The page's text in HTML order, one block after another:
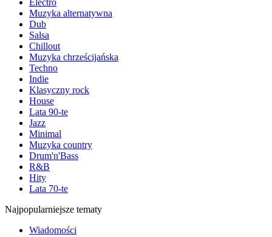
Electro
Muzyka alternatywna
Dub
Salsa
Chillout
Muzyka chrześcijańska
Techno
Indie
Klasyczny rock
House
Lata 90-te
Jazz
Minimal
Muzyka country
Drum'n'Bass
R&B
Hity
Lata 70-te
Najpopularniejsze tematy
Wiadomości